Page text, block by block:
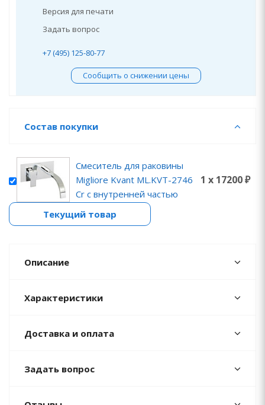
Версия для печати
Задать вопрос
+7 (495) 125-80-77
Сообщить о снижении цены
Состав покупки
Смеситель для раковины
Migliore Kvant ML.KVT-2746
Cr с внутренней частью
1 x 17200 ₽
Текущий товар
Описание
Характеристики
Доставка и оплата
Задать вопрос